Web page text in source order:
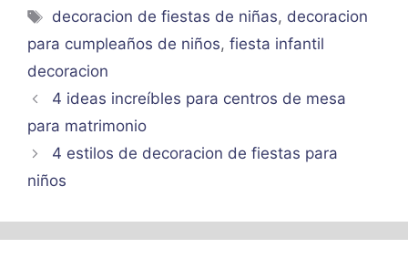
Etiquetas
decoracion de fiestas de niñas, decoracion
para cumpleaños de niños, fiesta infantil
decoracion
4 ideas increíbles para centros de mesa
para matrimonio
4 estilos de decoracion de fiestas para
niños